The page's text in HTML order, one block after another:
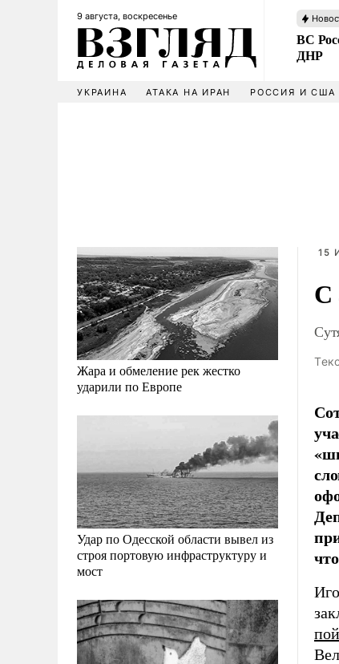
9 августа, воскресенье
ВС
ДНР
УКРАИНА АТАКА НА ИРАН РОССИЯ И США
Жара и обмеление рек жестко
ударили по Европе
Удар по Одесской области вывел из
строя портовую инфраструктуру и
мост
15
С